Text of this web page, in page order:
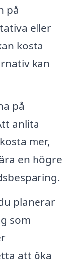
på
eller
kosta
kan
på
anlita
mer,
en högre
planerar
som
att öka